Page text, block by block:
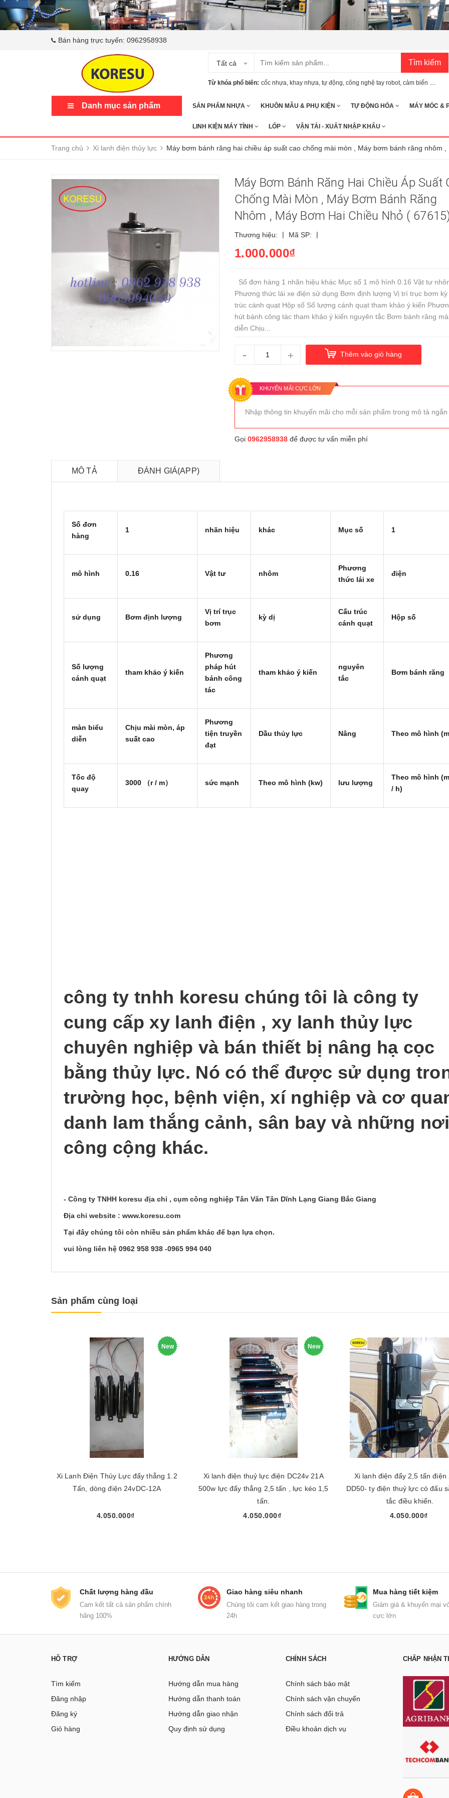
Bán hàng trực tuyến: 0962958938
Tất cả Tìm kiếm
Từ khóa phổ biến:cốc nhựa khay nhựa tự động công nghệ tay robot cảm biến ....
Danh mục sản phẩm SẢN PHẨM NHỰA KHUÔN MẪU & PHỤ KIỆN TỰ ĐỘNG HÓA MÁY MÓC &
LINH KIỆN MÁY TÍNH LỐP VẬN TẢI - XUẤT NHẬP KHẨU
Trang chủ Xi lanh điện thủy lực Máy bơm bánh răng hai chiều áp suất cao chống mài mòn , Máy bơm bánh răng nhôm
Máy Bơm Bánh Răng Hai Chiều Áp Suất
Chống Mài Mòn , Máy Bơm Bánh Răng
Nhôm , Máy Bơm Hai Chiều Nhỏ (
Thương hiệu: | Mã SP: |
1.000.000₫
Số đơn hàng 1 nhãn hiệu khác Mục số 1 mô hình 0.16 Vật tư
Phương thức lái xe điện sử dụng Bơm định lượng Vị trí trục bơm kỳ
trúc cánh quạt Hộp số Số lượng cánh quạt tham khảo ý kiến
hút bánh công tác tham khảo ý kiến nguyên tắc Bơm bánh răng
diễn Chịu...
- + Thêm vào giỏ hàng
KHUYẾN MÃI CỰC LỚN
Nhập thông tin khuyến mãi cho mỗi sản phẩm trong mô tả ngắn
Gọi 0962958938để được tư vấn miễn phí
MÔ TẢ ĐÁNH GIÁ(APP)
Số đơn
hàng
1 nhãn hiệu khác Mục số 1
mô hình 0.16 Vật tư nhôm
Phương
thức lái xe
điện
sử dụng Bơm định lượng
Vị trí trục
bơm
kỳ dị
Cấu trúc
cánh quạt
Hộp số
Số lượng
cánh quạt
tham khảo ý kiến
Phương
pháp hút
bánh công
tác
tham khảo ý kiến
nguyên
tắc
Bơm bánh răng
màn biểu
diễn
Chịu mài mòn, áp
suất cao
Phương
tiện truyền
đạt
Dầu thủy lực Nâng Theo mô hình
Tốc độ
quay
3000 （r / m） sức mạnh Theo mô hình (kw) lưu lượng
Theo mô hình
/ h)
công ty tnhh koresu chúng tôi là công ty
cung cấp xy lanh điện , xy lanh thủy lực
chuyên nghiệp và bán thiết bị nâng hạ cọc
bằng thủy lực. Nó có thể được sử dụng
trường học, bệnh viện, xí nghiệp và cơ
danh lam thắng cảnh, sân bay và những
công cộng khác.
- Công ty TNHH koresu địa chỉ , cụm công nghiệp Tân Văn Tân Dĩnh Lạng Giang Bắc Giang
Địa chỉ website : www.koresu.com
Tại đây chúng tôi còn nhiều sản phẩm khác để bạn lựa chọn.
vui lòng liên hệ 0962 958 938 -0965 994 040
Sản phẩm cùng loại
New
Xi Lanh Điện Thủy Lực đẩy thẳng 1.2
Tấn, dòng điện 24vDC-12A
4.050.000₫
New
Xi lanh điện thuỷ lực điện DC24v 21A
500w lực đẩy thẳng 2,5 tấn , lực kéo 1,5
tấn.
4.050.000₫
Xi lanh điện đẩy 2,5 tấn điện
DD50- ty điện thuỷ lực có đấu
tắc điều khiển.
4.050.000₫
Chất lượng hàng đầu
Cam kết tất cả sản phẩm chính
hãng 100%
Giao hàng siêu nhanh
Chúng tôi cam kết giao hàng trong
24h
Mua hàng tiết kiệm
Giảm giá & khuyến mại
cực lớn
HỖ TRỢ
Tìm kiếm
Đăng nhập
Đăng ký
Giỏ hàng
HƯỚNG DẪN
Hướng dẫn mua hàng
Hướng dẫn thanh toán
Hướng dẫn giao nhận
Quy định sử dụng
CHÍNH SÁCH
Chính sách bảo mật
Chính sách vận chuyển
Chính sách đổi trả
Điều khoản dịch vụ
CHẤP NHẬN